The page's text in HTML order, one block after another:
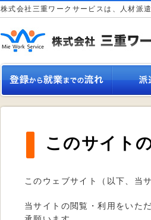
株式会社三重ワークサービスは、人材派
このサイト
このウェブサイト（以下、当
当サイトの閲覧・利用をいた